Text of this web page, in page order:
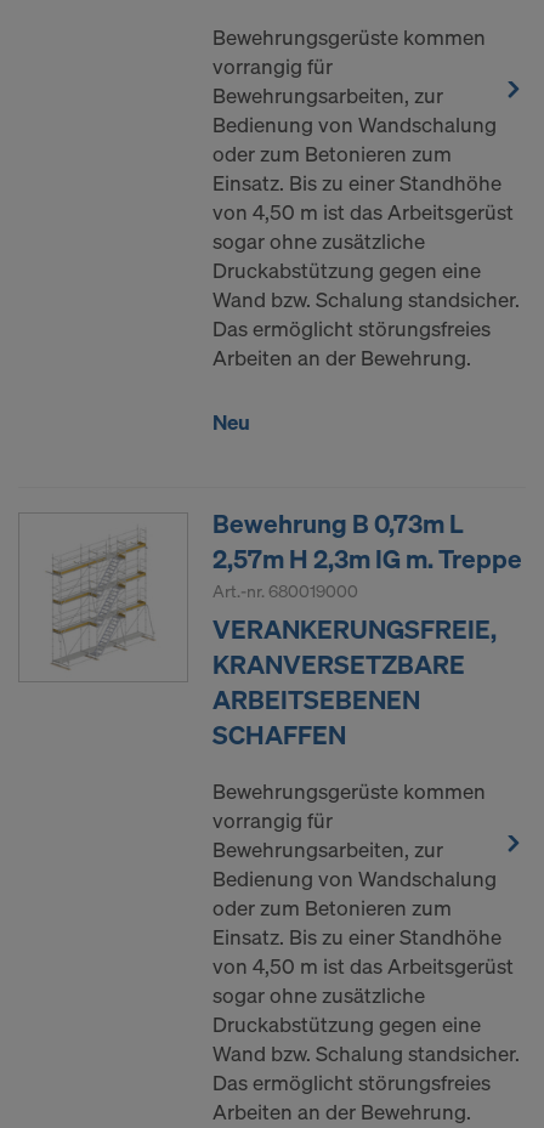
Bewehrungsgerüste kommen
vorrangig für
Bewehrungsarbeiten, zur
Bedienung von Wandschalung
oder zum Betonieren zum
Einsatz. Bis zu einer Standhöhe
von 4,50 m ist das Arbeitsgerüst
sogar ohne zusätzliche
Druckabstützung gegen eine
Wand bzw. Schalung standsicher.
Das ermöglicht störungsfreies
Arbeiten an der Bewehrung.
Neu
Bewehrung B 0,73m L
2,57m H 2,3m IG m. Treppe
Art.-nr. 680019000
VERANKERUNGSFREIE,
KRANVERSETZBARE
ARBEITSEBENEN
SCHAFFEN
Bewehrungsgerüste kommen
vorrangig für
Bewehrungsarbeiten, zur
Bedienung von Wandschalung
oder zum Betonieren zum
Einsatz. Bis zu einer Standhöhe
von 4,50 m ist das Arbeitsgerüst
sogar ohne zusätzliche
Druckabstützung gegen eine
Wand bzw. Schalung standsicher.
Das ermöglicht störungsfreies
Arbeiten an der Bewehrung.